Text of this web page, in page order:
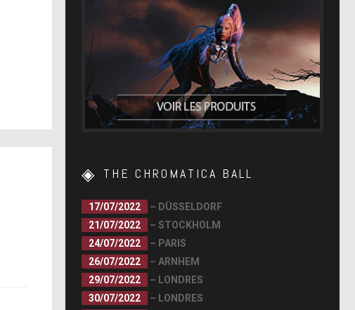
THE CHROMATICA BALL
17/07/2022
– DÜSSELDORF
21/07/2022
– STOCKHOLM
24/07/2022
– PARIS
26/07/2022
– ARNHEM
29/07/2022
– LONDRES
30/07/2022
– LONDRES